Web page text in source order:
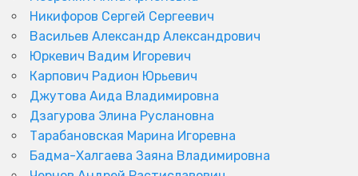
Никифоров Сергей Сергеевич
Васильев Александр Александрович
Юркевич Вадим Игоревич
Карпович Радион Юрьевич
Джутова Аида Владимировна
Дзагурова Элина Руслановна
Тарабановская Марина Игоревна
Бадма-Халгаева Заяна Владимировна